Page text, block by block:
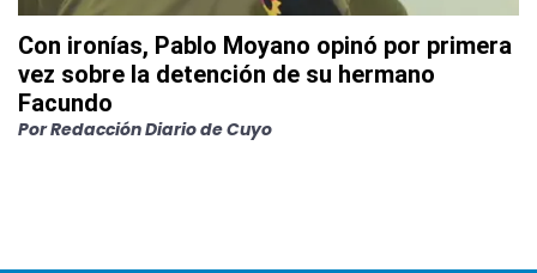
Con ironías, Pablo Moyano opinó por primera
vez sobre la detención de su hermano
Facundo
PorRedacción Diario de Cuyo